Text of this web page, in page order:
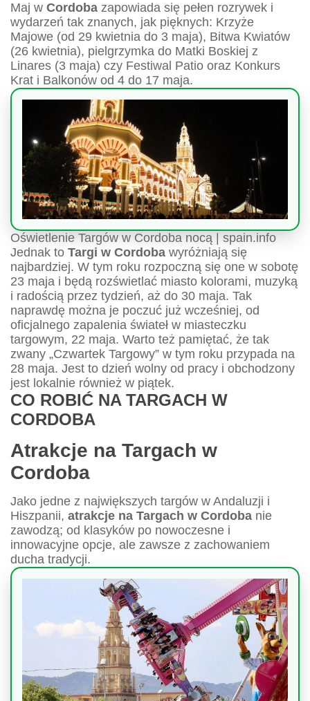
Maj w Cordoba zapowiada się pełen rozrywek i
wydarzeń tak znanych, jak pięknych: Krzyże
Majowe (od 29 kwietnia do 3 maja), Bitwa Kwiatów
(26 kwietnia), pielgrzymka do Matki Boskiej z
Linares (3 maja) czy Festiwal Patio oraz Konkurs
Krat i Balkonów od 4 do 17 maja.
Oświetlenie Targów w Cordoba nocą | spain.info
Jednak to Targi w Cordoba wyróżniają się
najbardziej. W tym roku rozpoczną się one w sobotę
23 maja i będą rozświetlać miasto kolorami, muzyką
i radością przez tydzień, aż do 30 maja. Tak
naprawdę można je poczuć już wcześniej, od
oficjalnego zapalenia świateł w miasteczku
targowym, 22 maja. Warto też pamiętać, że tak
zwany „Czwartek Targowy” w tym roku przypada na
28 maja. Jest to dzień wolny od pracy i obchodzony
jest lokalnie również w piątek.
CO ROBIĆ NA TARGACH W
CORDOBA
Atrakcje na Targach w
Cordoba
Jako jedne z największych targów w Andaluzji i
Hiszpanii, atrakcje na Targach w Cordoba nie
zawodzą; od klasyków po nowoczesne i
innowacyjne opcje, ale zawsze z zachowaniem
ducha tradycji.